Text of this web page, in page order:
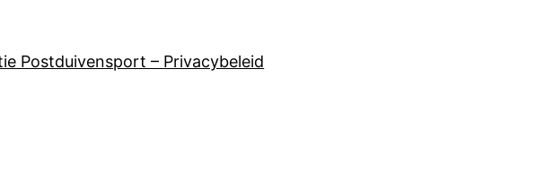
Postduivensport – Privacybeleid